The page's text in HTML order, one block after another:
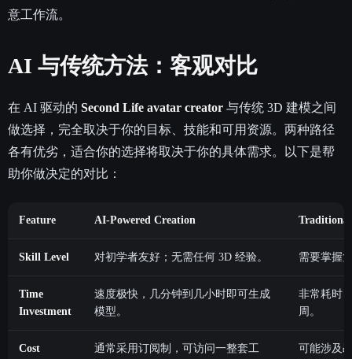
意工作流。
AI 与传统方法：客观对比
在 AI 驱动的 Second Life avatar creator 与传统 3D 建模之间
做选择，完全取决于你的目标、技能和可用资源。两种路径
各有优劣，适合你的选择将取决于你的具体需求。以下是帮
助你做决定的对比：
Feature AI-Powered Creation
Skill Level 对初学者友好；无需任何 3D 经验。 需要掌握
Time
Investment
速度极快，几分钟到几小时即可生成
模型。
非常耗时
周。
Cost
通常采用订阅制，可访问一整套工
可能涉及